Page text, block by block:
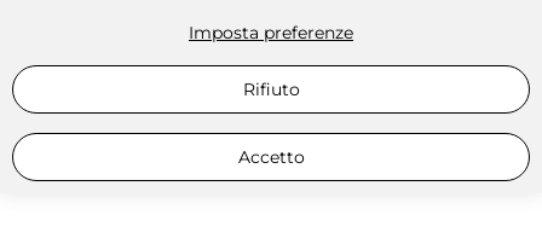
Imposta preferenze
Rifiuto
Accetto